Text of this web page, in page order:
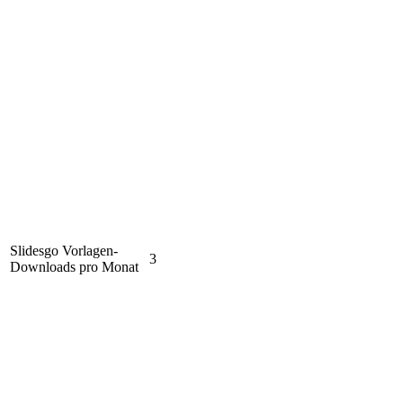
Slidesgo Vorlagen-
Downloads pro Monat
3